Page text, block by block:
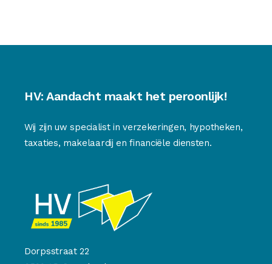
HV: Aandacht maakt het peroonlijk!
Wij zijn uw specialist in verzekeringen, hypotheken,
taxaties, makelaardij en financiële diensten.
Dorpsstraat 22